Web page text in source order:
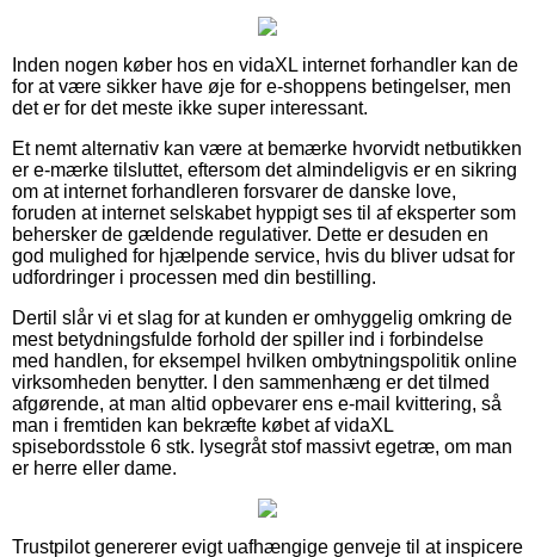
Inden nogen køber hos en vidaXL internet forhandler kan de
for at være sikker have øje for e-shoppens betingelser, men
det er for det meste ikke super interessant.
Et nemt alternativ kan være at bemærke hvorvidt netbutikken
er e-mærke tilsluttet, eftersom det almindeligvis er en sikring
om at internet forhandleren forsvarer de danske love,
foruden at internet selskabet hyppigt ses til af eksperter som
behersker de gældende regulativer. Dette er desuden en
god mulighed for hjælpende service, hvis du bliver udsat for
udfordringer i processen med din bestilling.
Dertil slår vi et slag for at kunden er omhyggelig omkring de
mest betydningsfulde forhold der spiller ind i forbindelse
med handlen, for eksempel hvilken ombytningspolitik online
virksomheden benytter. I den sammenhæng er det tilmed
afgørende, at man altid opbevarer ens e-mail kvittering, så
man i fremtiden kan bekræfte købet af vidaXL
spisebordsstole 6 stk. lysegråt stof massivt egetræ, om man
er herre eller dame.
Trustpilot genererer evigt uafhængige genveje til at inspicere